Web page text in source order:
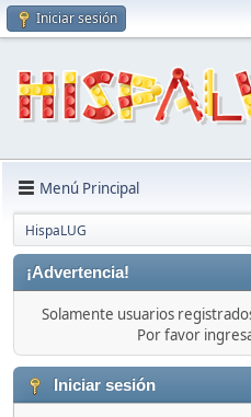
Iniciar sesión
Menú Principal
HispaLUG
¡Advertencia!
Solamente usuarios
Por favor
Iniciar sesión